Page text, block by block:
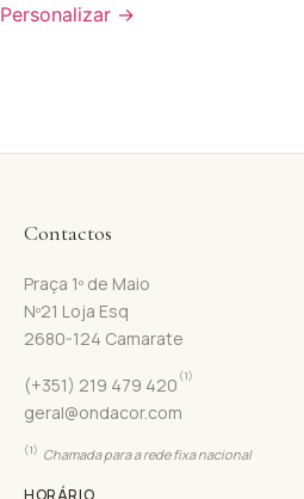
Personalizar →
Contactos
Praça 1º de Maio
Nº21 Loja Esq
2680-124 Camarate
(+351) 219 479 420 (1)
geral@ondacor.com
(1) Chamada para a rede fixa nacional
HORÁRIO